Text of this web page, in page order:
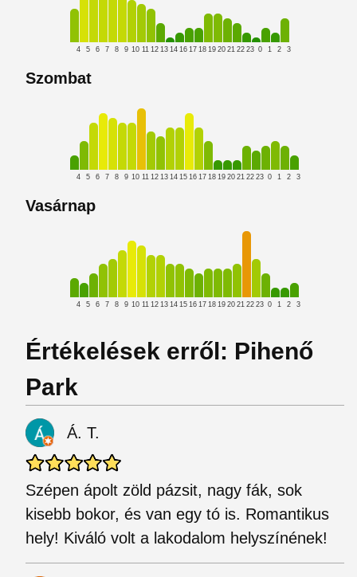
4 5 6 7 8 9 10 11 12 13 14 16 17 18 19 20 21 22 23 0 1 2 3
Szombat
4 5 6 7 8 9 10 11 12 13 14 15 16 17 18 19 20 21 22 23 0 1 2 3
Vasárnap
4 5 6 7 8 9 10 11 12 13 14 15 16 17 18 19 20 21 22 23 0 1 2 3
Értékelések erről: Pihenő
Park
Á. T.
Szépen ápolt zöld pázsit, nagy fák, sok
kisebb bokor, és van egy tó is. Romantikus
hely! Kiváló volt a lakodalom helyszínének!